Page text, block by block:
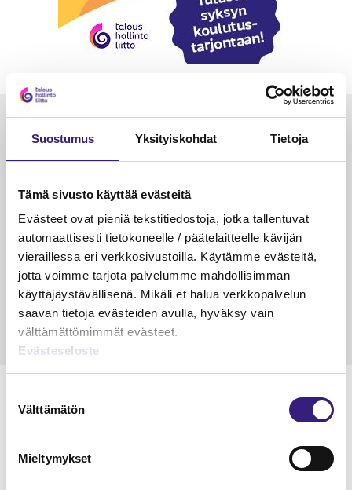
Suostumus Yksityiskohdat Tietoja
Tämä sivusto käyttää evästeitä
Evästeet ovat pieniä tekstitiedostoja, jotka tallentuvat
automaattisesti tietokoneelle / päätelaitteelle kävijän
vieraillessa eri verkkosivustoilla. Käytämme evästeitä,
jotta voimme tarjota palvelumme mahdollisimman
käyttäjäystävällisenä. Mikäli et halua verkkopalvelun
saavan tietoja evästeiden avulla, hyväksy vain
välttämättömimmät evästeet.
Evästeseloste
valinta
Välttämätön
Mieltymykset
Luetuimmat
VEROTUS
Kulu­veloitukset arvon­lisä­
verotuksessa – omien kulujen
veloitus, kulujen edelleen­
veloitus ja läpi­laskutus
Petri Salomaa
15.5.2023 10 min